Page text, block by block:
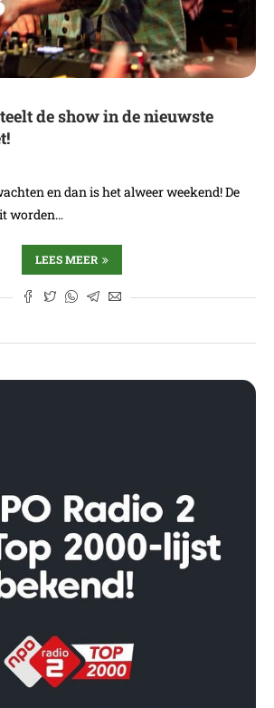
de show in de nieuwste
en dan is het alweer weekend! De
worden…
LEES MEER